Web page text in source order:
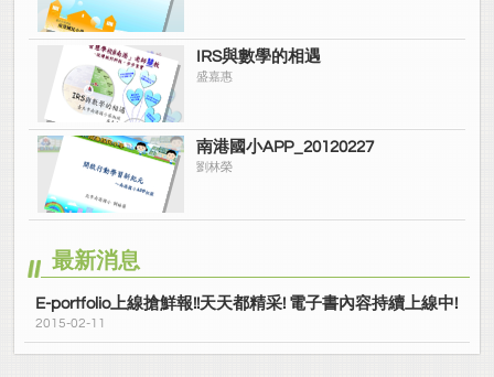
IRS與數學的相遇
盛嘉惠
南港國小APP_20120227
劉林榮
最新消息
E-portfolio上線搶鮮報!!天天都精采! 電子書內容持續上線中!
2015-02-11